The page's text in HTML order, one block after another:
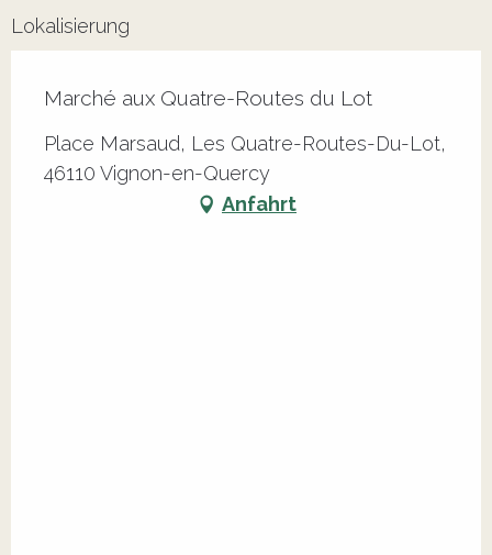
Lokalisierung
Marché aux Quatre-Routes du Lot
Place Marsaud, Les Quatre-Routes-Du-Lot,
46110 Vignon-en-Quercy
Anfahrt